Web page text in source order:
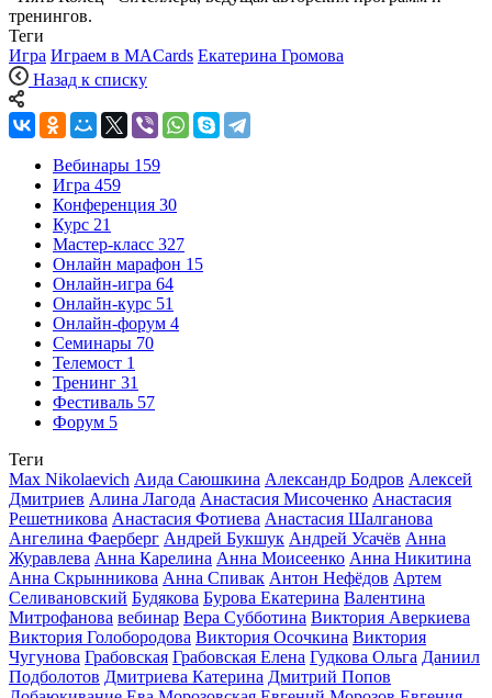
тренингов.
Теги
Игра Играем в MACards Екатерина Громова
Назад к списку
Вебинары 159
Игра 459
Конференция 30
Курс 21
Мастер-класс 327
Онлайн марафон 15
Онлайн-игра 64
Онлайн-курс 51
Онлайн-форум 4
Семинары 70
Телемост 1
Тренинг 31
Фестиваль 57
Форум 5
Теги
Max Nikolaevich Аида Саюшкина Александр Бодров Алексей
Дмитриев Алина Лагода Анастасия Мисоченко Анастасия
Решетникова Анастасия Фотиева Анастасия Шалганова
Ангелина Фаерберг Андрей Букшук Андрей Усачёв Анна
Журавлева Анна Карелина Анна Моисеенко Анна Никитина
Анна Скрынникова Анна Спивак Антон Нефёдов Артем
Селивановский Будякова Бурова Екатерина Валентина
Митрофанова вебинар Вера Субботина Виктория Аверкиева
Виктория Голобородова Виктория Осочкина Виктория
Чугунова Грабовская Грабовская Елена Гудкова Ольга Даниил
Подболотов Дмитриева Катерина Дмитрий Попов